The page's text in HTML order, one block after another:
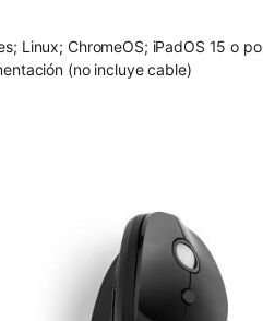
Linux; ChromeOS; iPadOS 15 o
(no incluye cable)